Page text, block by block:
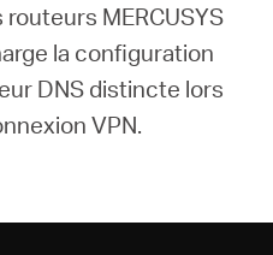
MERCUSYS
la configuration
DNS distincte lors
VPN.